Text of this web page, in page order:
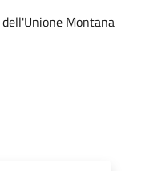
dell'Unione Montana